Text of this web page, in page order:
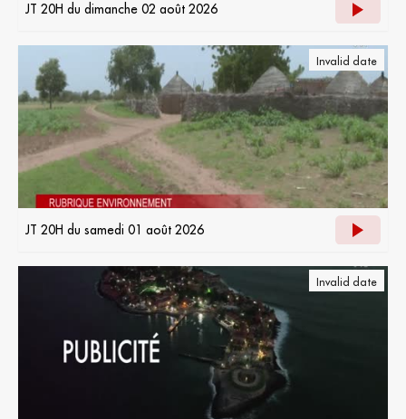
JT 20H du dimanche 02 août 2026
Invalid date
JT 20H du samedi 01 août 2026
Invalid date